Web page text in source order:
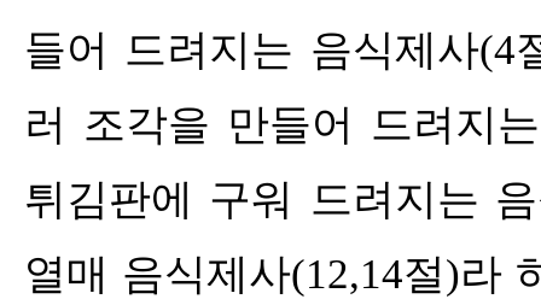
들어 드려지는 음식제사(4
러 조각을 만들어 드려지
튀김판에 구워 드려지는
열매 음식제사(12,14절)라